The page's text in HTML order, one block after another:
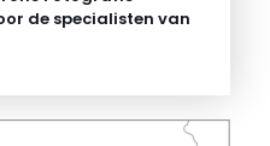
de specialisten van